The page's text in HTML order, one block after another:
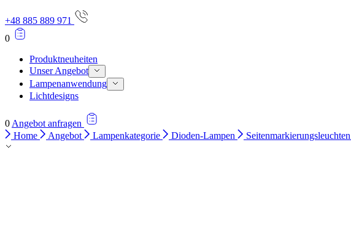
+48 885 889 971
0
Produktneuheiten
Unser Angebot
Lampenanwendung
Lichtdesigns
0Angebot anfragen
Home
Angebot Lampenkategorie Dioden-Lampen Seitenmarkierungsleuchten